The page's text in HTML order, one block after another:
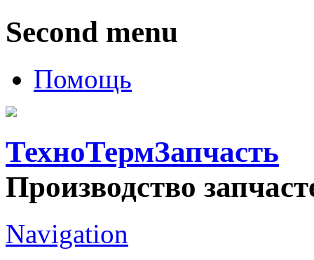
Second menu
Помощь
ТехноТермЗапчасть
Производство
Navigation